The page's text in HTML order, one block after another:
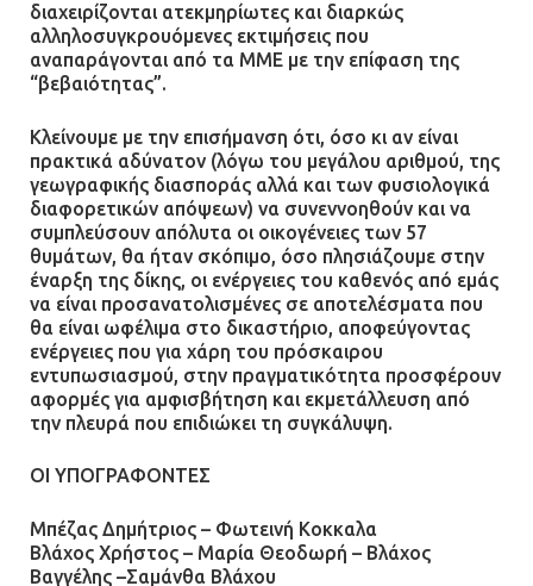
Φωτιά σε επιχείρηση στον
Ασπρόπυργο – Ήχησε το 112
Δίωξη για απόπειρα
ανθρωποκτονίας στους δύο
αστυνομικούς
08.07.2026 | 22:30
Ομαδικός βιασμός 19χρονης στο
Α.Τ. Ομονοίας: Ο Εισαγγελέας
πρότεινε την αθώωση των
αστυνομικών
08.07.2026 | 16:24
Ο δήμαρχος Μάνδρας δώρισε όλους
τους μισθούς του 2025 στο Θριάσιο
διαχειρίζονται ατεκμηρίωτες και διαρκώς
αλληλοσυγκρουόμενες εκτιμήσεις που
αναπαράγονται από τα ΜΜΕ με την επίφαση της
“βεβαιότητας”.
Κλείνουμε με την επισήμανση ότι, όσο κι αν είναι
πρακτικά αδύνατον (λόγω του μεγάλου αριθμού, της
γεωγραφικής διασποράς αλλά και των φυσιολογικά
διαφορετικών απόψεων) να συνεννοηθούν και να
συμπλεύσουν απόλυτα οι οικογένειες των 57
θυμάτων, θα ήταν σκόπιμο, όσο πλησιάζουμε στην
έναρξη της δίκης, οι ενέργειες του καθενός από εμάς
να είναι προσανατολισμένες σε αποτελέσματα που
θα είναι ωφέλιμα στο δικαστήριο, αποφεύγοντας
ενέργειες που για χάρη του πρόσκαιρου
εντυπωσιασμού, στην πραγματικότητα προσφέρουν
αφορμές για αμφισβήτηση και εκμετάλλευση από
την πλευρά που επιδιώκει τη συγκάλυψη.
ΟΙ ΥΠΟΓΡΑΦΟΝΤΕΣ
Μπέζας Δημήτριος – Φωτεινή Κοκκαλα
Βλάχος Χρήστος – Μαρία Θεοδωρή – Βλάχος
Βαγγέλης –Σαμάνθα Βλάχου